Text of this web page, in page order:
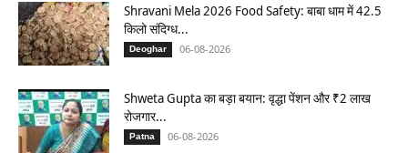
Shravani Mela 2026 Food Safety: बाबा धाम में 42.5
किलो संदिग्ध...
Deoghar 06-08-2026
Shweta Gupta का बड़ा बयान: वृद्धा पेंशन और ₹2 लाख
रोजगार...
Patna 06-08-2026